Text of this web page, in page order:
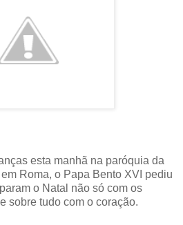
esta manhã na paróquia da
Roma, o Papa Bento XVI pediu
o Natal não só com os
sobre tudo com o coração.